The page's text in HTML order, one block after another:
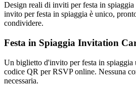
Design reali di inviti per festa in
invito per festa in spiaggia è unico,
condividere.
Festa in Spiaggia Invitation
Un biglietto d'invito per festa in spiaggia
codice QR per RSVP online. Nessuna
necessaria.